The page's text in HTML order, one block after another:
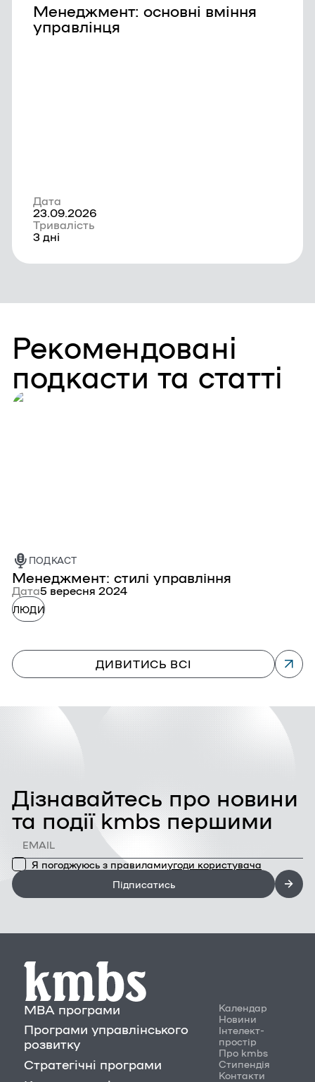
Менеджмент: основні вміння
управлінця
Дата
23.09.2026
Тривалість
3 дні
Рекомендовані
подкасти та статті
ПОДКАСТ
Менеджмент: стилі управління
Дата5 вересня 2024
ЛЮДИ
ДИВИТИСЬ ВСІ
Дізнавайтесь про новини
та події kmbs першими
Я погоджуюсь з правиламиугоди користувача
Підписатись
MBA програми
Програми управлінського
розвитку
Стратегічні програми
Календар
Новини
Інтелект-
простір
Про kmbs
Стипендія
Контакти